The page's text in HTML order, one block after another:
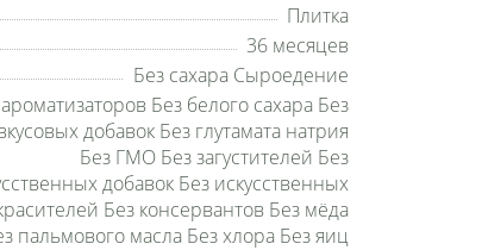
Плитка
36 месяцев
Без сахара Сыроедение
Без белого сахара Без
добавок Без глутамата натрия
Без ГМО Без загустителей Без
добавок Без искусственных
Без консервантов Без мёда
пальмового масла Без хлора Без яиц